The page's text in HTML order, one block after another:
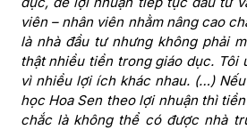
viên – nhân viên nhằm nâng cao
là nhà đầu tư nhưng không phải
thật nhiều tiền trong giáo dục. Tôi
vì nhiều lợi ích khác nhau. (…)
học Hoa Sen theo lợi nhuận thì
chắc là không thể có được nhà